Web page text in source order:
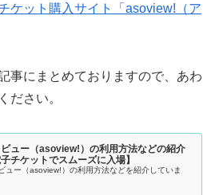
ケット購入サイト「asoview!（ア
事にまとめておりますので、あわ
ださい。
ュー（asoview!）の利用方法などの紹介
子チケットでスムーズに入場】
ュー（asoview!）の利用方法などを紹介していま